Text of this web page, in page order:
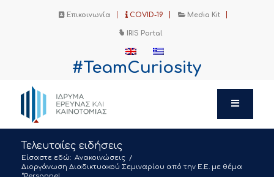
Επικοινωνία COVID-19 Media Kit
IRIS Portal
#TeamCuriosity
Τελευταίες ειδήσεις
Είσαστε εδώ: Ανακοινώσεις /
Διοργάνωση Διαδικτυακού Σεμιναρίου από την Ε.Ε. με θέμα